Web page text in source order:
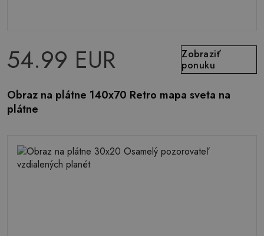
54.99 EUR
Zobraziť
ponuku
Obraz na plátne 140x70 Retro mapa sveta na
plátne